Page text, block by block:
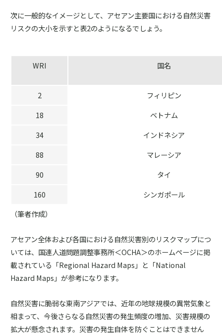
次に一般的なイメージとして、アセアン主要国における自然災害
リスクの大小を示すと表2のようになるでしょう。
WRI 国名
2
フィリピン
18
ベトナム
34
インドネシア
88
マレーシア
90
タイ
160
シンガポール
（筆者作成）
アセアン全体および各国における自然災害別のリスクマップにつ
いては、国連人道問題調整事務所＜OCHA＞のホームページに掲
載されている「Regional Hazard Maps」と「National
Hazard Maps」が参考になります。
自然災害に脆弱な東南アジアでは、近年の地球規模の異常気象と
相まって、今後さらなる自然災害の発生頻度の増加、災害規模の
拡大が懸念されます。災害の発生自体を防ぐことはできません